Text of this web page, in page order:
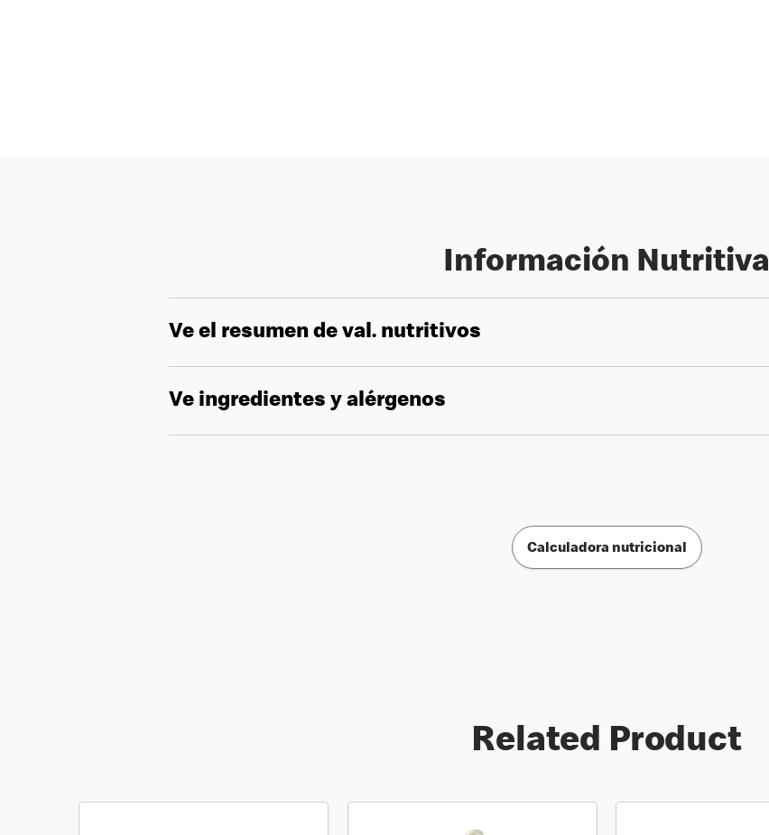
Información Nutritiva
Ve el resumen de val. nutritivos
Ve ingredientes y alérgenos
Calculadora nutricional
Related Product